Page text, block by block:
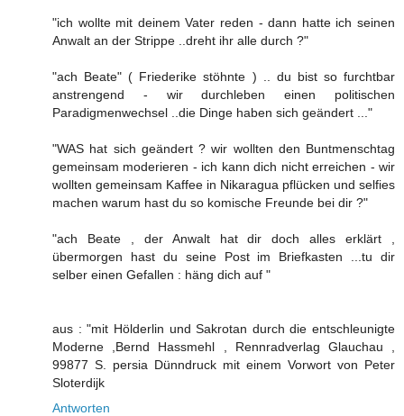
"ich wollte mit deinem Vater reden - dann hatte ich seinen
Anwalt an der Strippe ..dreht ihr alle durch ?"
"ach Beate" ( Friederike stöhnte ) .. du bist so furchtbar
anstrengend - wir durchleben einen politischen
Paradigmenwechsel ..die Dinge haben sich geändert ..."
"WAS hat sich geändert ? wir wollten den Buntmenschtag
gemeinsam moderieren - ich kann dich nicht erreichen - wir
wollten gemeinsam Kaffee in Nikaragua pflücken und selfies
machen warum hast du so komische Freunde bei dir ?"
"ach Beate , der Anwalt hat dir doch alles erklärt ,
übermorgen hast du seine Post im Briefkasten ...tu dir
selber einen Gefallen : häng dich auf "
aus : "mit Hölderlin und Sakrotan durch die entschleunigte
Moderne ,Bernd Hassmehl , Rennradverlag Glauchau ,
99877 S. persia Dünndruck mit einem Vorwort von Peter
Sloterdijk
Antworten